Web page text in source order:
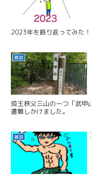
2023年を振り返ってみた！
雑談
埼玉秩父三山の一つ「武
遭難しかけました。
雑談